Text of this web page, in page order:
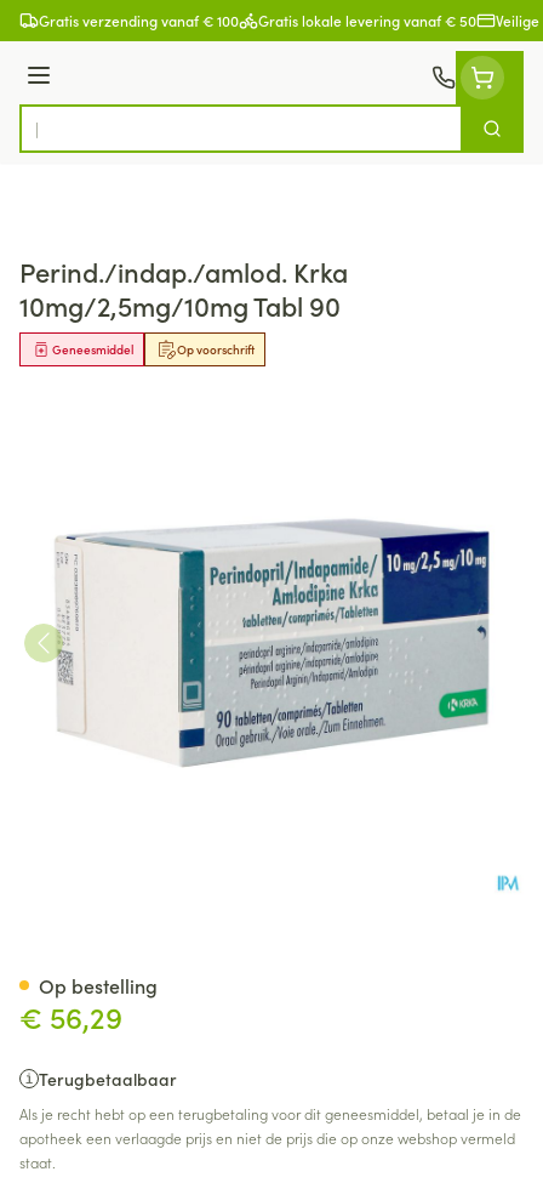
Ga naar de inhoud
Gratis verzending vanaf € 100 Gratis lokale levering vanaf € 50
Menu
Product, merk, categorie...
Zoek
Perind./indap./amlod. Krka
10mg/2,5mg/10mg Tabl 90
Op voorschrift
Geneesmiddel
€ 56,29
Terugbetaalbaar
Als je recht hebt op een terugbetaling voor dit geneesmiddel, betaal je in de
apotheek een verlaagde prijs en niet de prijs die op onze webshop vermeld
staat.
Op bestelling